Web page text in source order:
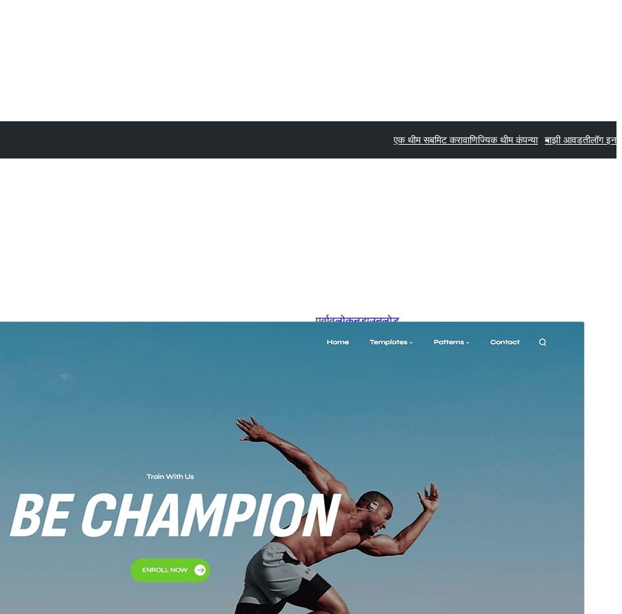
एक थीम सबमिट करावाणिज्यिक थीम कंपन्या माझी आवडतीलॉग इन
पूर्वावलोकनडाउनलोड
आवृत्ती
1.1